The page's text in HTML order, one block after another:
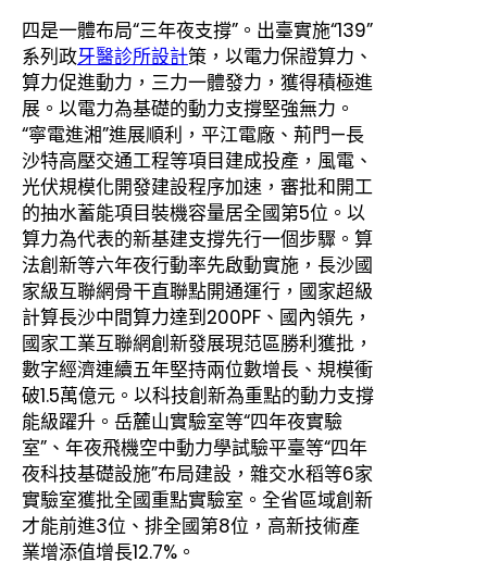
四是一體布局“三年夜支撐”。出臺實施“139”
系列政牙醫診所設計策，以電力保證算力、
算力促進動力，三力一體發力，獲得積極進
展。以電力為基礎的動力支撐堅強無力。
“寧電進湘”進展順利，平江電廠、荊門—長
沙特高壓交通工程等項目建成投產，風電、
光伏規模化開發建設程序加速，審批和開工
的抽水蓄能項目裝機容量居全國第5位。以
算力為代表的新基建支撐先行一個步驟。算
法創新等六年夜行動率先啟動實施，長沙國
家級互聯網骨干直聯點開通運行，國家超級
計算長沙中間算力達到200PF、國內領先，
國家工業互聯網創新發展現范區勝利獲批，
數字經濟連續五年堅持兩位數增長、規模衝
破1.5萬億元。以科技創新為重點的動力支撐
能級躍升。岳麓山實驗室等“四年夜實驗
室”、年夜飛機空中動力學試驗平臺等“四年
夜科技基礎設施”布局建設，雜交水稻等6家
實驗室獲批全國重點實驗室。全省區域創新
才能前進3位、排全國第8位，高新技術產
業增添值增長12.7%。